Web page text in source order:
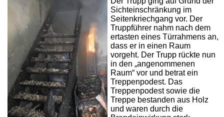
Sichteinschränkung im
Seitenkriechgang vor. Der
Truppführer nahm nach dem
ertasten eines Türrahmens an,
dass er in einen Raum
vorgeht. Der Trupp rückte nun
in den „angenommenen
Raum“ vor und betrat ein
Treppenpodest. Das
Treppenpodest sowie die
Treppe bestanden aus Holz
und waren durch die